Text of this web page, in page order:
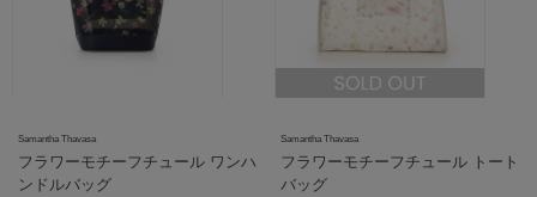
Samantha Thavasa
フラワーモチーフチュール ワンハ
ンドルバッグ
Samantha Thavasa
フラワーモチーフチュール トート
バッグ